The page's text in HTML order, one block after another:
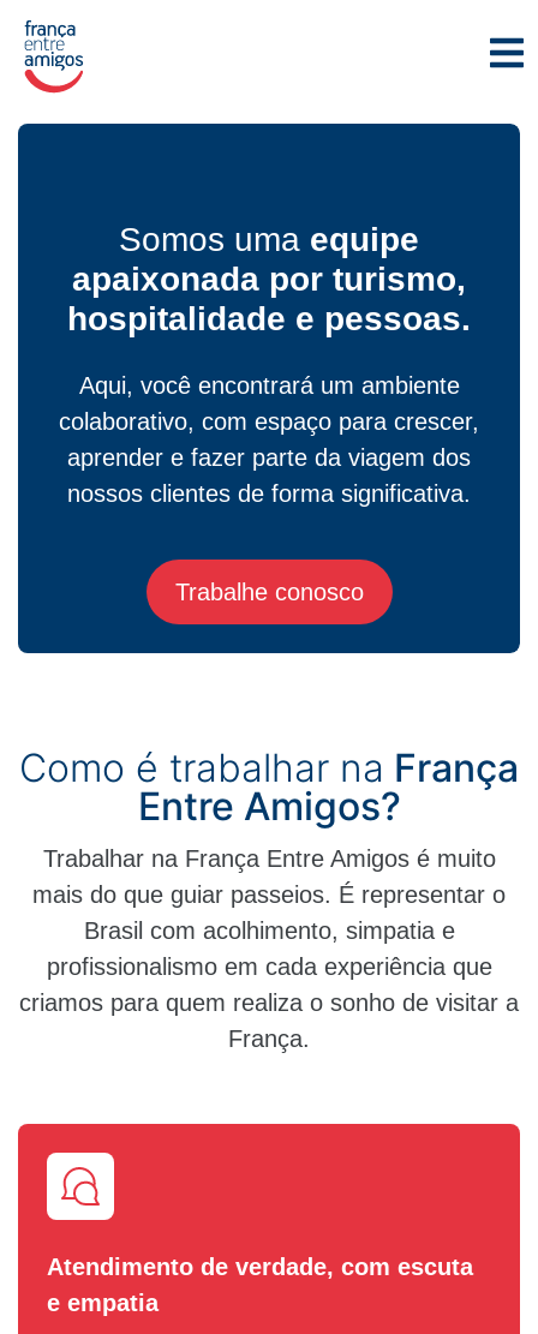
Somos uma equipe
apaixonada por turismo,
hospitalidade e pessoas.
Aqui, você encontrará um ambiente
colaborativo, com espaço para crescer,
aprender e fazer parte da viagem dos
nossos clientes de forma significativa.
Trabalhe conosco
Como é trabalhar na França
Entre Amigos?
Trabalhar na França Entre Amigos é muito
mais do que guiar passeios. É representar o
Brasil com acolhimento, simpatia e
profissionalismo em cada experiência que
criamos para quem realiza o sonho de visitar a
França.
Atendimento de verdade, com escuta
e empatia